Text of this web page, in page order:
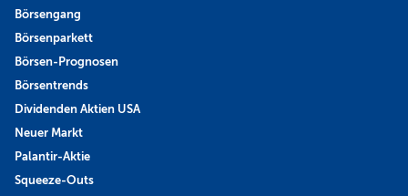
Börsengang
Börsenparkett
Börsen-Prognosen
Börsentrends
Dividenden Aktien USA
Neuer Markt
Palantir-Aktie
Squeeze-Outs